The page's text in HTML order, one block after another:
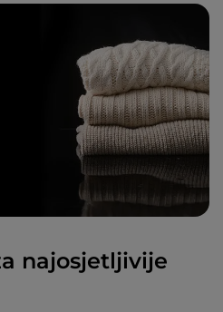
najosjetljivije